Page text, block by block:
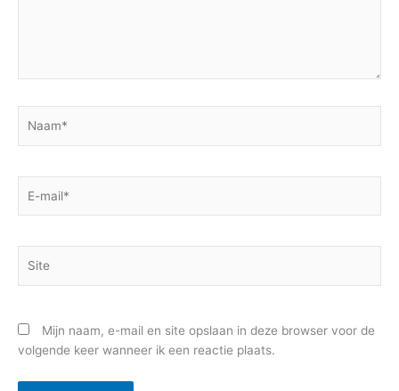
mail*
Mijn naam, e-mail en site opslaan in deze browser voor de
volgende keer wanneer ik een reactie plaats.